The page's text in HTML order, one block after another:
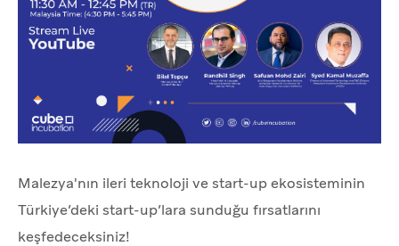
Malezya'nın ileri teknoloji ve start-up ekosisteminin
Türkiye’deki start-up’lara sunduğu fırsatlarını
keşfedeceksiniz!